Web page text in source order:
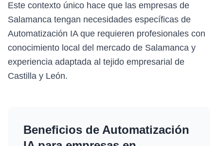
Este contexto único hace que las empresas de
Salamanca tengan necesidades específicas de
Automatización IA que requieren profesionales con
conocimiento local del mercado de Salamanca y
experiencia adaptada al tejido empresarial de
Castilla y León.
Beneficios de Automatización